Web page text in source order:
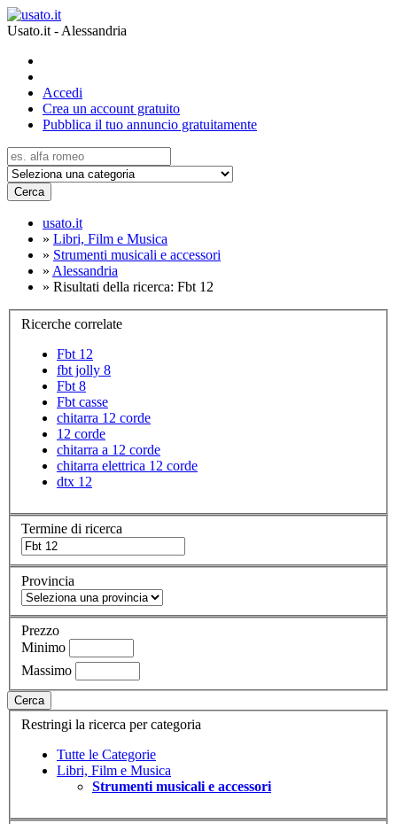
Usato.it - Alessandria
Accedi
Crea un account gratuito
Pubblica il tuo annuncio gratuitamente
Cerca
usato.it
» Libri, Film e Musica
» Strumenti musicali e accessori
» Alessandria
» Risultati della ricerca: Fbt 12
Ricerche correlate
Fbt 12
fbt jolly 8
Fbt 8
Fbt casse
chitarra 12 corde
12 corde
chitarra a 12 corde
chitarra elettrica 12 corde
dtx 12
Termine di ricerca
Provincia
Prezzo
Minimo
Massimo
Cerca
Restringi la ricerca per categoria
Tutte le Categorie
Libri, Film e Musica
Strumenti musicali e accessori